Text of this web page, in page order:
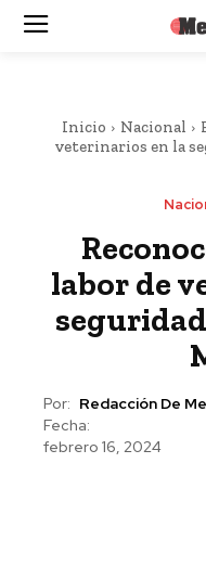
Inicio Nacional
veterinarios en la
labor de
Por: Redacción De
Fecha:
febrero 16, 2024